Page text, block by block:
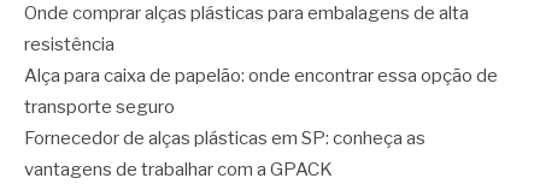
Onde comprar alças plásticas para embalagens de alta
resistência
Alça para caixa de papelão: onde encontrar essa opção de
transporte seguro
Fornecedor de alças plásticas em SP: conheça as
vantagens de trabalhar com a GPACK